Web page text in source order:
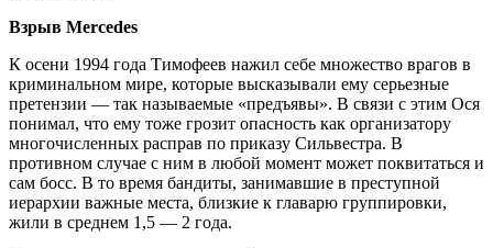
Взрыв Mercedes
К осени 1994 года Тимофеев нажил себе множество врагов в
криминальном мире, которые высказывали ему серьезные
претензии — так называемые «предъявы». В связи с этим Ося
понимал, что ему тоже грозит опасность как организатору
многочисленных расправ по приказу Сильвестра. В
противном случае с ним в любой момент может поквитаться и
сам босс. В то время бандиты, занимавшие в преступной
иерархии важные места, близкие к главарю группировки,
жили в среднем 1,5 — 2 года.